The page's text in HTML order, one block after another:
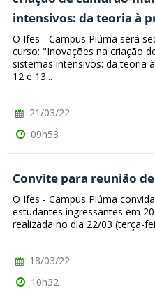
intensivos: da teoria à
O Ifes - Campus Piúma será
curso: "Inovações na criação
sistemas intensivos: da teoria
12 e 13...
21/03/22
09h53
Convite para reunião
O Ifes - Campus Piúma
estudantes ingressantes em
realizada no dia 22/03 (terça-
18/03/22
10h32